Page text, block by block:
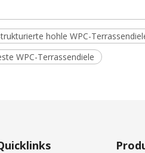
hohle WPC-
WPC-Terrassendiele